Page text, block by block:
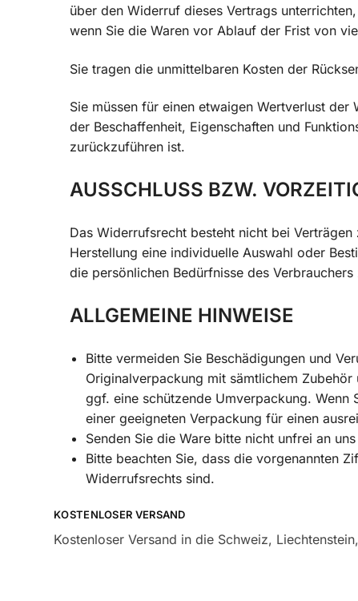
über den Widerruf dieses Vertrags
wenn Sie die Waren vor Ablauf der Frist von
Sie tragen die unmittelbaren Kosten der
Sie müssen für einen etwaigen Wertverlust
der Beschaffenheit, Eigenschaften und
zurückzuführen ist.
AUSSCHLUSS BZW.
Das Widerrufsrecht besteht nicht bei
Herstellung eine individuelle Auswahl oder
die persönlichen Bedürfnisse des
ALLGEMEINE HINWEISE
Bitte vermeiden Sie Beschädigungen und
Originalverpackung mit sämtlichem
ggf. eine schützende Umverpackung.
einer geeigneten Verpackung für einen
Senden Sie die Ware bitte nicht unfrei an
Bitte beachten Sie, dass die vorgenannten
Widerrufsrechts sind.
KOSTENLOSER VERSAND
Kostenloser Versand in die Schweiz,